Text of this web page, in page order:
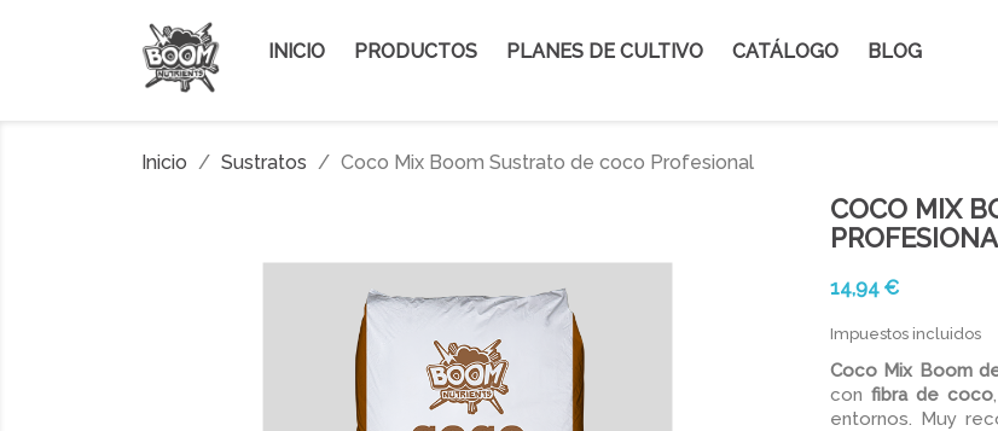
INICIO PRODUCTOS PLANES DE CULTIVO CATÁLOGO BLOG
Inicio Sustratos Coco Mix Boom Sustrato de coco Profesional
COCO MIX
14,94 €
Impuestos incluidos
Coco Mix Boom
confibra de coco
entornos. Muy